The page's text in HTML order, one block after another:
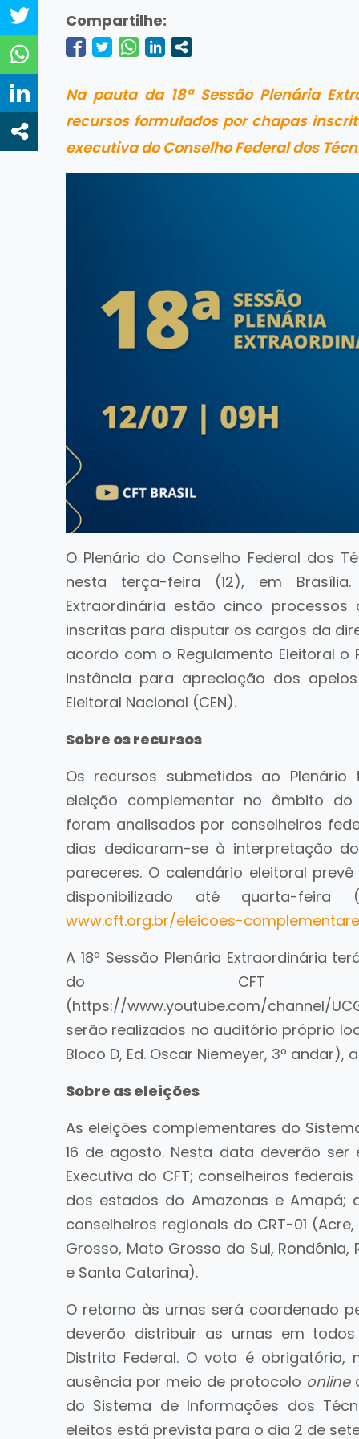
Compartilhe:
Na pauta da 18ª Sessão Plenária
recursos formulados por chapas
executiva do Conselho Federal dos
O Plenário do Conselho Federal dos
nesta terça-feira (12), em
Extraordinária estão cinco
inscritas para disputar os cargos da
acordo com o Regulamento Eleitoral
instância para apreciação dos
Eleitoral Nacional (CEN).
Sobre os recursos
Os recursos submetidos ao
eleição complementar no âmbito do
foram analisados por conselheiros
dias dedicaram-se à interpretação
pareceres. O calendário eleitoral
disponibilizado até quarta-
www.cft.org.br/eleicoes-
A 18ª Sessão Plenária Extraordinária
do CFT
(https://www.youtube.com/channel/
serão realizados no auditório próprio
Bloco D, Ed. Oscar Niemeyer, 3º andar),
Sobre as eleições
As eleições complementares do
16 de agosto. Nesta data deverão
Executiva do CFT; conselheiros
dos estados do Amazonas e Amapá;
conselheiros regionais do CRT-01
Grosso, Mato Grosso do Sul,
e Santa Catarina).
O retorno às urnas será coordenado
deverão distribuir as urnas em
Distrito Federal. O voto é
ausência por meio de protocolo online
do Sistema de Informações dos
eleitos está prevista para o dia 2 de